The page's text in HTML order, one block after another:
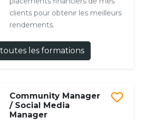
clients pour obtenir les meilleurs
rendements.
les formations
Community Manager
/ Social Media
Manager